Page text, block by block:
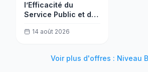
l’Efficacité du
Service Public et de
(MESPTN) recrute
14 août 2026
Voir plus d'offres : Niveau